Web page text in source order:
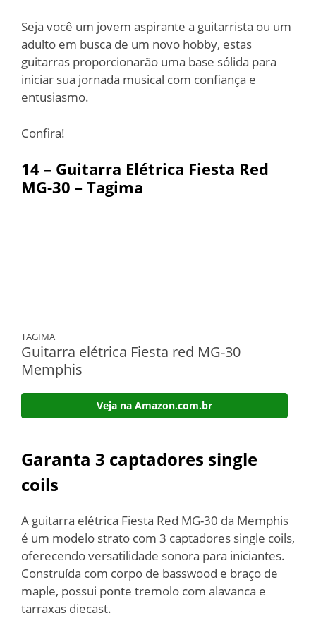
Seja você um jovem aspirante a guitarrista ou um
adulto em busca de um novo hobby, estas
guitarras proporcionarão uma base sólida para
iniciar sua jornada musical com confiança e
entusiasmo.
Confira!
14 – Guitarra Elétrica Fiesta Red
MG-30 – Tagima
TAGIMA
Guitarra elétrica Fiesta red MG-30
Memphis
Veja na Amazon.com.br
Garanta 3 captadores single
coils
A guitarra elétrica Fiesta Red MG-30 da Memphis
é um modelo strato com 3 captadores single coils,
oferecendo versatilidade sonora para iniciantes.
Construída com corpo de basswood e braço de
maple, possui ponte tremolo com alavanca e
tarraxas diecast.